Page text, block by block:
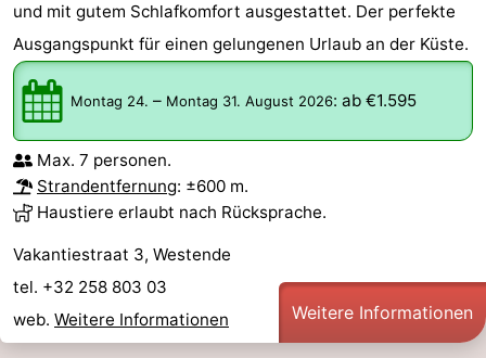
Golfplatze
-
Surfen
Essen
und
trinken
Veranstaltungen
Praktisch
Forum
Route
-
und mit gutem Schlafkomfort ausgestattet. Der perfekte
Ausgangspunkt für einen gelungenen Urlaub an der Küste.
Montag 24. – Montag 31. August 2026: ab €1.595
Max. 7 personen.
Strandentfernung: ±600 m.
Haustiere erlaubt nach Rücksprache.
Vakantiestraat 3, Westende
tel. +32 258 803 03
web. Weitere Informationen Weitere Informationen